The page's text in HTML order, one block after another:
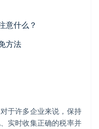
意什么？
方法
据缺口
良
于许多企业来说，保持
实时收集正确的税率并